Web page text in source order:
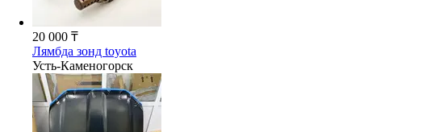
20 000 ₸
Лямбда зонд toyota
Усть-Каменогорск